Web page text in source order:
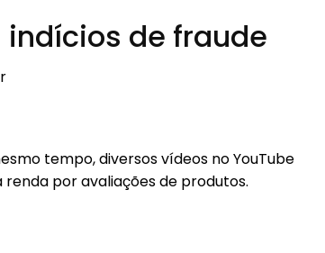
de fraude
tempo, diversos vídeos no YouTube
por avaliações de produtos.